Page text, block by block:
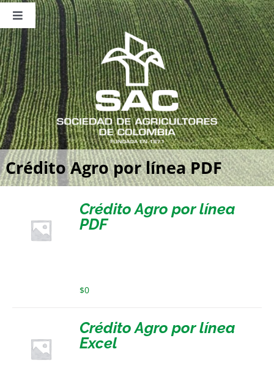
Saltar
contenido
Toggle
Navigation
Nosotros
Publicaciones
Sala de Prensa
Eventos
Crédito Agro por línea PDF
Crédito Agro por línea
PDF
$0
Crédito Agro por línea
Excel